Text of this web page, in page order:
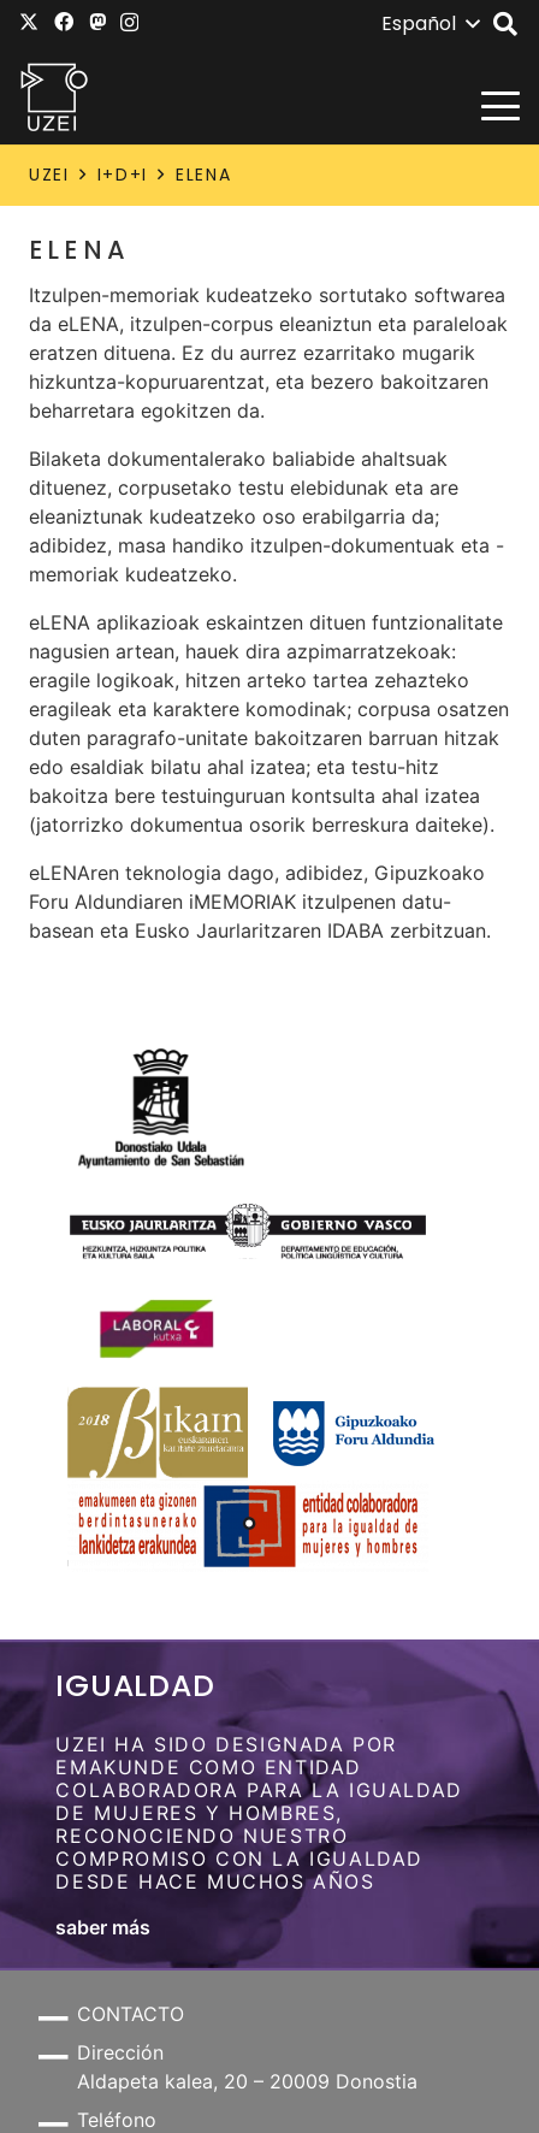
Español
UZEI I+D+I ELENA
ELENA
Itzulpen-memoriak kudeatzeko sortutako softwarea
da eLENA, itzulpen-corpus eleaniztun eta paraleloak
eratzen dituena. Ez du aurrez ezarritako mugarik
hizkuntza-kopuruarentzat, eta bezero bakoitzaren
beharretara egokitzen da.
Bilaketa dokumentalerako baliabide ahaltsuak
dituenez, corpusetako testu elebidunak eta are
eleaniztunak kudeatzeko oso erabilgarria da;
adibidez, masa handiko itzulpen-dokumentuak eta -
memoriak kudeatzeko.
eLENA aplikazioak eskaintzen dituen funtzionalitate
nagusien artean, hauek dira azpimarratzekoak:
eragile logikoak, hitzen arteko tartea zehazteko
eragileak eta karaktere komodinak; corpusa osatzen
duten paragrafo-unitate bakoitzaren barruan hitzak
edo esaldiak bilatu ahal izatea; eta testu-hitz
bakoitza bere testuinguruan kontsulta ahal izatea
(jatorrizko dokumentua osorik berreskura daiteke).
eLENAren teknologia dago, adibidez, Gipuzkoako
Foru Aldundiaren iMEMORIAK itzulpenen datu-
basean eta Eusko Jaurlaritzaren IDABA zerbitzuan.
IGUALDAD
UZEI HA SIDO DESIGNADA POR
EMAKUNDE COMO ENTIDAD
COLABORADORA PARA LA IGUALDAD
DE MUJERES Y HOMBRES,
RECONOCIENDO NUESTRO
COMPROMISO CON LA IGUALDAD
DESDE HACE MUCHOS AÑOS
saber más
CONTACTO
Dirección
Aldapeta kalea, 20 – 20009 Donostia
Teléfono